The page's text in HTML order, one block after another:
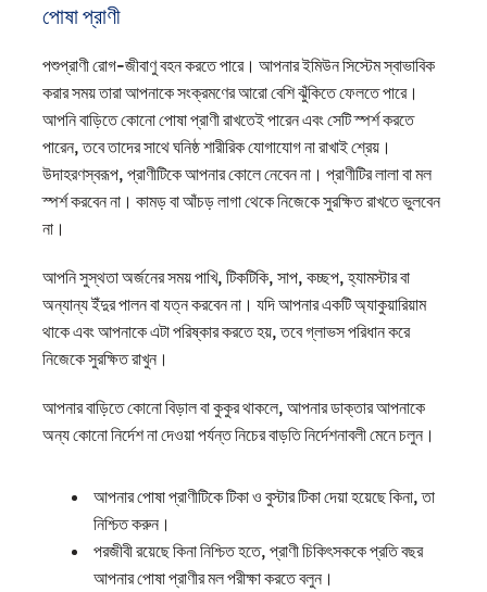
পোষা প্রাণী
পশুপ্রাণী রোগ-জীবাণু বহন করতে পারে। আপনার ইমিউন সিস্টেম স্বাভাবিক
করার সময় তারা আপনাকে সংক্রমণের আরো বেশি ঝুঁকিতে ফেলতে পারে।
আপনি বাড়িতে কোনো পোষা প্রাণী রাখতেই পারেন এবং সেটি স্পর্শ করতে
পারেন, তবে তাদের সাথে ঘনিষ্ঠ শারীরিক যোগাযোগ না রাখাই শ্রেয়।
উদাহরণস্বরূপ, প্রাণীটিকে আপনার কোলে নেবেন না। প্রাণীটির লালা বা মল
স্পর্শ করবেন না। কামড় বা আঁচড় লাগা থেকে নিজেকে সুরক্ষিত রাখতে ভুলবেন
না।
আপনি সুস্থতা অর্জনের সময় পাখি, টিকটিকি, সাপ, কচ্ছপ, হ্যামস্টার বা
অন্যান্য ইঁদুর পালন বা যত্ন করবেন না। যদি আপনার একটি অ্যাকুয়ারিয়াম
থাকে এবং আপনাকে এটা পরিষ্কার করতে হয়, তবে গ্লাভস পরিধান করে
নিজেকে সুরক্ষিত রাখুন।
আপনার বাড়িতে কোনো বিড়াল বা কুকুর থাকলে, আপনার ডাক্তার আপনাকে
অন্য কোনো নির্দেশ না দেওয়া পর্যন্ত নিচের বাড়তি নির্দেশনাবলী মেনে চলুন।
আপনার পোষা প্রাণীটিকে টিকা ও বুস্টার টিকা দেয়া হয়েছে কিনা, তা
নিশ্চিত করুন।
পরজীবী রয়েছে কিনা নিশ্চিত হতে, প্রাণী চিকিৎসককে প্রতি বছর
আপনার পোষা প্রাণীর মল পরীক্ষা করতে বলুন।